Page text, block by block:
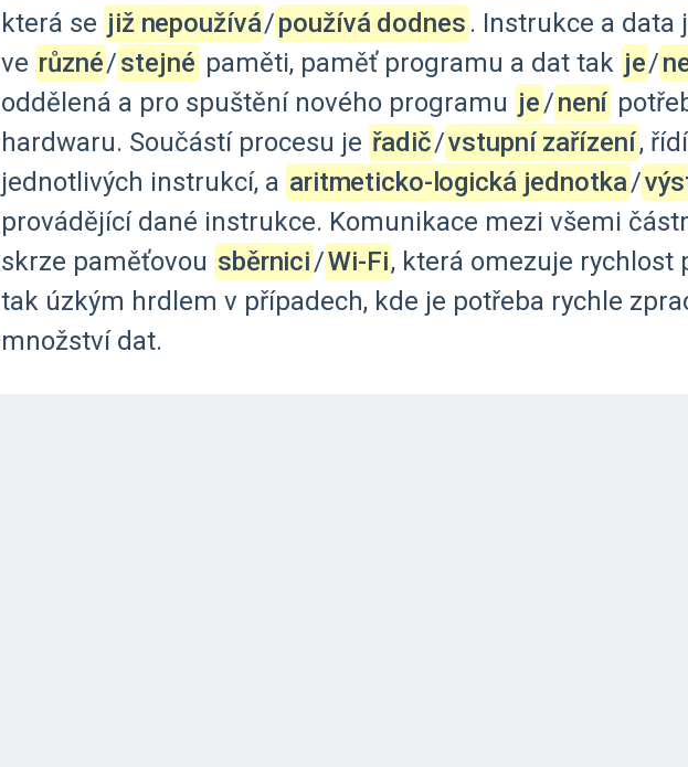
která se již nepoužívá‍/‌používá dodnes . Instrukce a data
ve různé‍/‌stejné paměti, paměť programu a dat tak je‍/‌
oddělená a pro spuštění nového programu je‍/‌není
hardwaru. Součástí procesu je řadič‍/‌vstupní zařízení,
jednotlivých instrukcí, a aritmeticko-logická jednotka‍/‌
provádějící dané instrukce. Komunikace mezi všemi
skrze paměťovou sběrnici‍/‌Wi-Fi, která omezuje rychlost
tak úzkým hrdlem v případech, kde je potřeba rychle
množství dat.